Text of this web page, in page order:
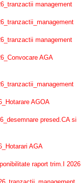
management
management
AGA
AGOA
presed.CA si
AGA
raport trim.I 2026